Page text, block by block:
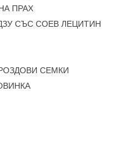
ПРАХ
СЪС СОЕВ ЛЕЦИТИН
СЕМКИ